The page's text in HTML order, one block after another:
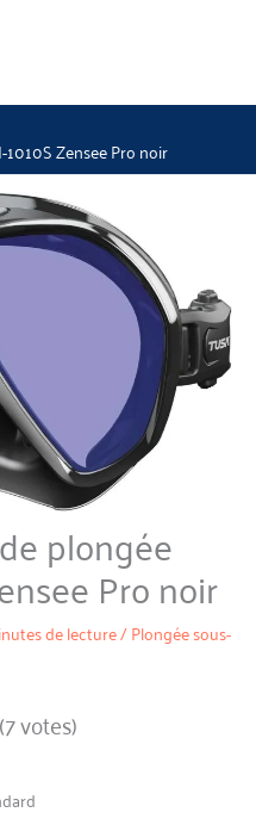
Zensee Pro noir
plongée
Pro noir
de lecture/Plongée sous-
votes)